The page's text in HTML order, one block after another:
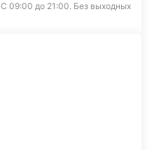
С 09:00 до 21:00. Без выходных